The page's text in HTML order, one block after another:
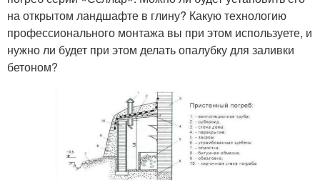
на открытом ландшафте в глину? Какую технологию
профессионального монтажа вы при этом используете, и
нужно ли будет при этом делать опалубку для заливки
бетоном?